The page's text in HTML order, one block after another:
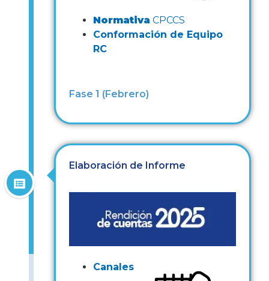
Normativa CPCCS
Conformación de Equipo
RC
Fase 1 (Febrero)
Elaboración de Informe
Canales